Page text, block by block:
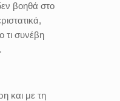
βοηθά στο
τι συνέβη
και με τη